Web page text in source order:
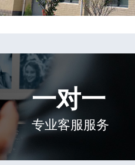
一对一
专业客服服务